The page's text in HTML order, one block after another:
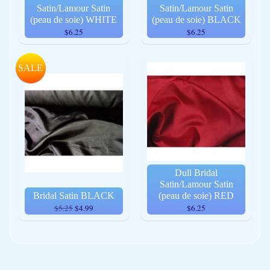
Satin/Lamour Satin
(peau de soie) WHITE
$6.25
Satin/Lamour Satin
(peau de soie) BLACK
$6.25
Bridal Satin BLACK
$5.25$4.99
SALE
Dull Bridal
Satin/Lamour Satin
(peau de soie) RED
$6.25